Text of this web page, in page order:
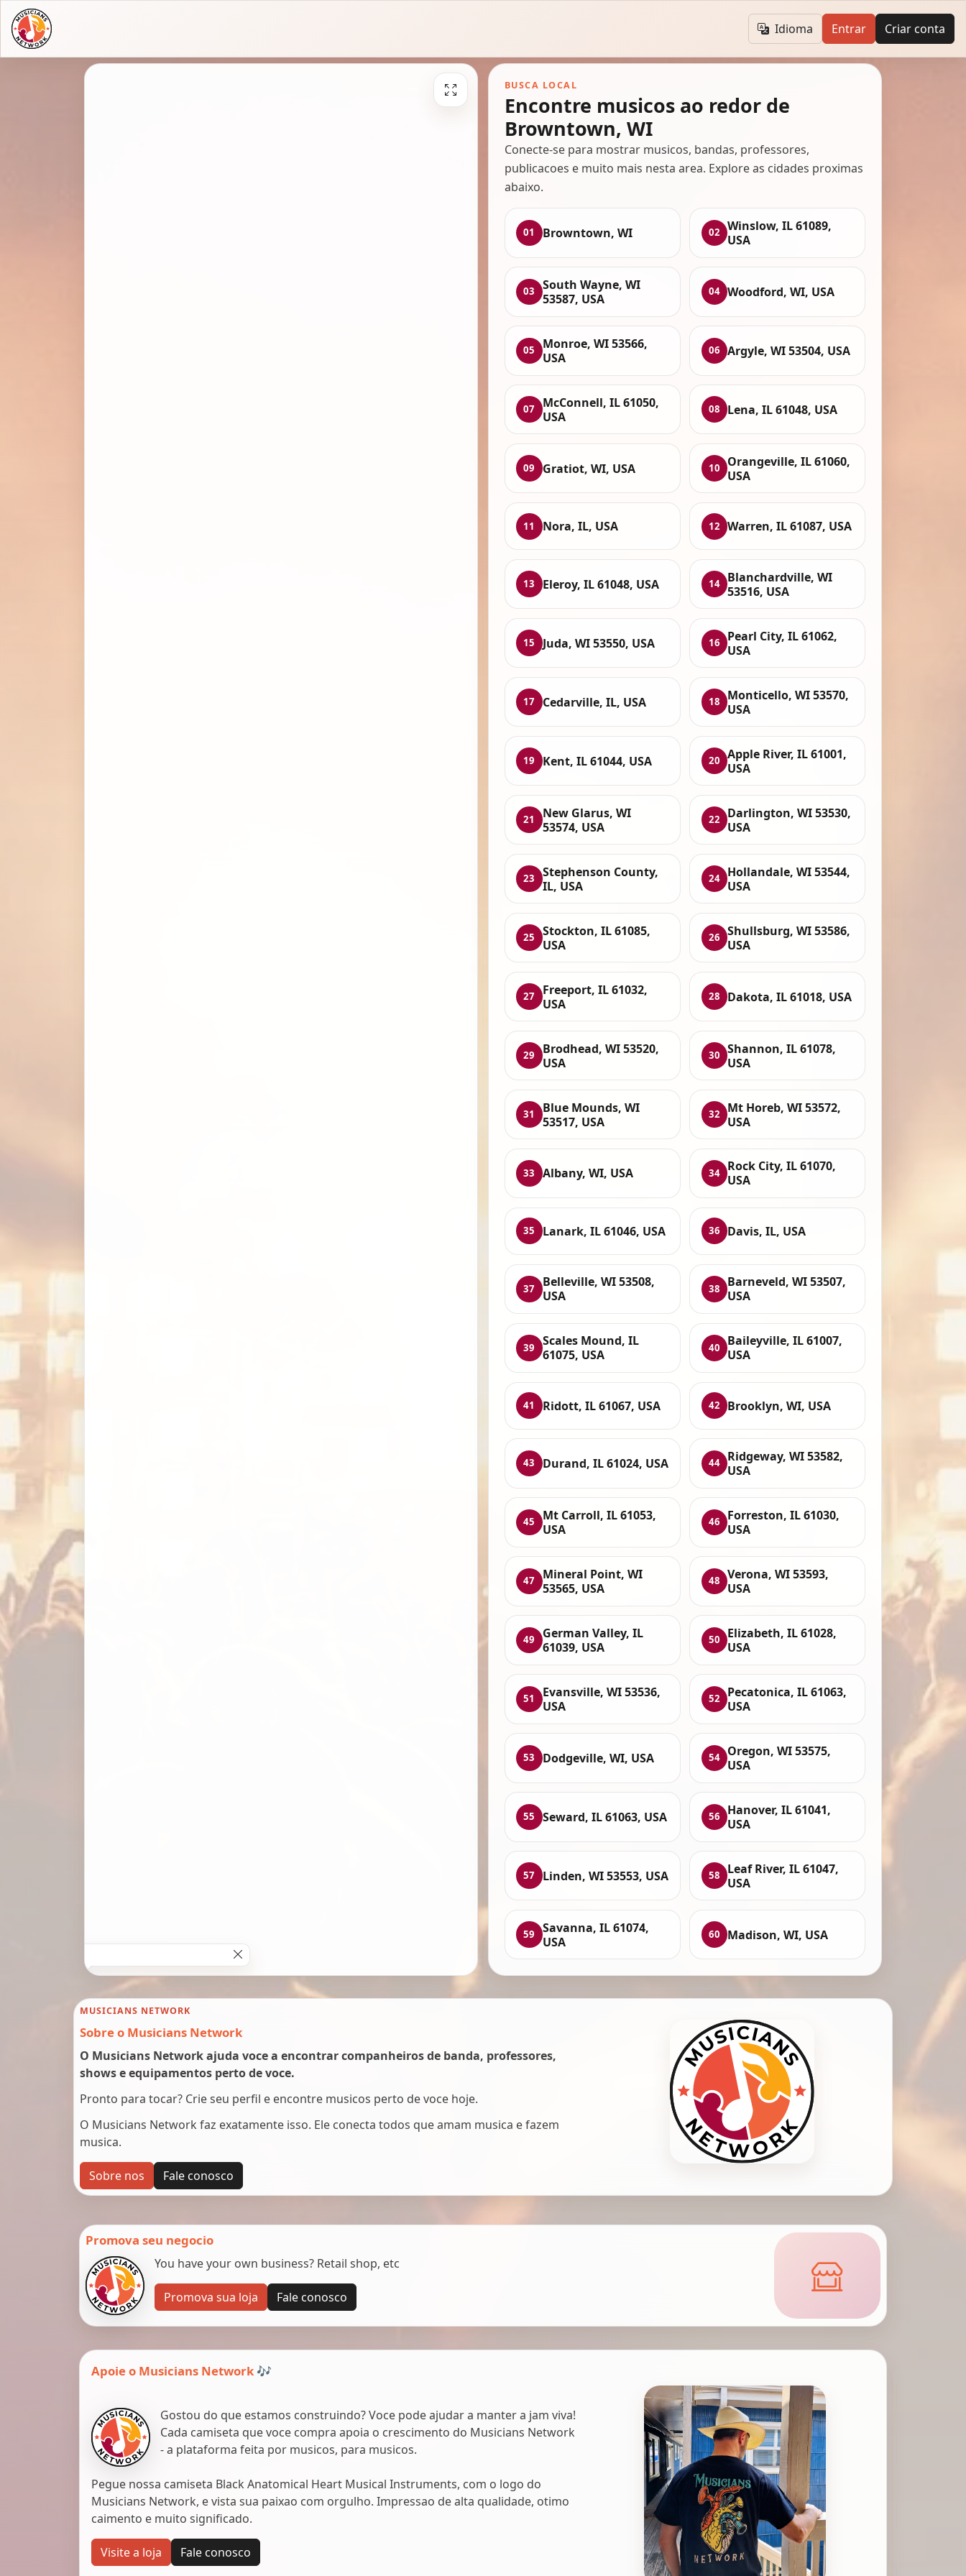
Idioma Entrar Criar conta
BUSCA LOCAL
Encontre musicos ao redor de
Browntown, WI
Conecte-se para mostrar musicos, bandas, professores,
publicacoes e muito mais nesta area. Explore as cidades proximas
abaixo.
01 Browntown, WI 02
Winslow, IL 61089,
USA
03
South Wayne, WI
53587, USA
04 Woodford, WI, USA
05
Monroe, WI 53566,
USA
06 Argyle, WI 53504, USA
07
McConnell, IL 61050,
USA
08 Lena, IL 61048, USA
09 Gratiot, WI, USA 10
Orangeville, IL 61060,
USA
11 Nora, IL, USA 12 Warren, IL 61087, USA
13 Eleroy, IL 61048, USA 14
Blanchardville, WI
53516, USA
15 Juda, WI 53550, USA 16
Pearl City, IL 61062,
USA
17 Cedarville, IL, USA 18
Monticello, WI 53570,
USA
19 Kent, IL 61044, USA 20
Apple River, IL 61001,
USA
21
New Glarus, WI
53574, USA
22
Darlington, WI 53530,
USA
23
Stephenson County,
IL, USA
24
Hollandale, WI 53544,
USA
25
Stockton, IL 61085,
USA
26
Shullsburg, WI 53586,
USA
27
Freeport, IL 61032,
USA
28 Dakota, IL 61018, USA
29
Brodhead, WI 53520,
USA
30
Shannon, IL 61078,
USA
31
Blue Mounds, WI
53517, USA
32
Mt Horeb, WI 53572,
USA
33 Albany, WI, USA 34
Rock City, IL 61070,
USA
35 Lanark, IL 61046, USA 36 Davis, IL, USA
37
Belleville, WI 53508,
USA
38
Barneveld, WI 53507,
USA
39
Scales Mound, IL
61075, USA
40
Baileyville, IL 61007,
USA
41 Ridott, IL 61067, USA 42 Brooklyn, WI, USA
43 Durand, IL 61024, USA 44
Ridgeway, WI 53582,
USA
45
Mt Carroll, IL 61053,
USA
46
Forreston, IL 61030,
USA
47
Mineral Point, WI
53565, USA
48
Verona, WI 53593,
USA
49
German Valley, IL
61039, USA
50
Elizabeth, IL 61028,
USA
51
Evansville, WI 53536,
USA
52
Pecatonica, IL 61063,
USA
53 Dodgeville, WI, USA 54
Oregon, WI 53575,
USA
55 Seward, IL 61063, USA 56
Hanover, IL 61041,
USA
57 Linden, WI 53553, USA 58
Leaf River, IL 61047,
USA
59
Savanna, IL 61074,
USA
60 Madison, WI, USA
MUSICIANS NETWORK
Sobre o Musicians Network
O Musicians Network ajuda voce a encontrar companheiros de banda, professores,
shows e equipamentos perto de voce.
Pronto para tocar? Crie seu perfil e encontre musicos perto de voce hoje.
O Musicians Network faz exatamente isso. Ele conecta todos que amam musica e fazem
musica.
Sobre nos Fale conosco
Promova seu negocio
You have your own business? Retail shop, etc
Promova sua loja Fale conosco
Apoie o Musicians Network 🎶
Gostou do que estamos construindo? Voce pode ajudar a manter a jam viva!
Cada camiseta que voce compra apoia o crescimento do Musicians Network
- a plataforma feita por musicos, para musicos.
Pegue nossa camiseta Black Anatomical Heart Musical Instruments, com o logo do
Musicians Network, e vista sua paixao com orgulho. Impressao de alta qualidade, otimo
caimento e muito significado.
Visite a loja Fale conosco